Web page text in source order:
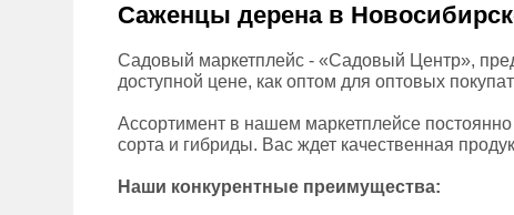
Саженцы дерена в
Садовый маркетплейс - «Садовый Центр»,
доступной цене, как оптом для оптовых
Ассортимент в нашем маркетплейсе
сорта и гибриды. Вас ждет качественная
Наши конкурентные преимущества: